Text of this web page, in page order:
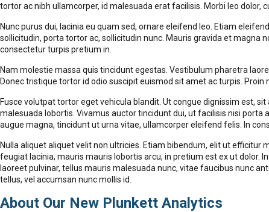
tortor ac nibh ullamcorper, id malesuada erat facilisis. Morbi leo dolor,
Nunc purus dui, lacinia eu quam sed, ornare eleifend leo. Etiam
sollicitudin, porta tortor ac, sollicitudin nunc. Mauris gravida et magna
consectetur turpis pretium in.
Nam molestie massa quis tincidunt egestas. Vestibulum pharetra
Donec tristique tortor id odio suscipit euismod sit amet ac turpis.
Fusce volutpat tortor eget vehicula blandit. Ut congue dignissim est,
malesuada lobortis. Vivamus auctor tincidunt dui, ut facilisis nisi porta
augue magna, tincidunt ut urna vitae, ullamcorper eleifend felis. In
Nulla aliquet aliquet velit non ultricies. Etiam bibendum, elit ut efficitur
feugiat lacinia, mauris mauris lobortis arcu, in pretium est ex ut dolor.
laoreet pulvinar, tellus mauris malesuada nunc, vitae faucibus nunc
tellus, vel accumsan nunc mollis id.
About Our New Plunkett Analytics